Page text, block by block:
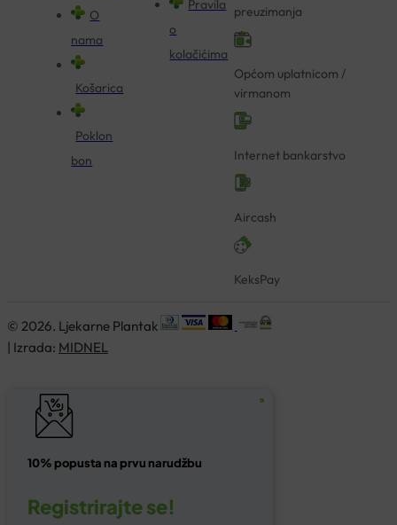
O
nama
Košarica
Poklon
bon
Pravila
o
kolačićima
preuzimanja
Općom uplatnicom /
virmanom
Internet bankarstvo
Aircash
KeksPay
© 2026. Ljekarne Plantak
| Izrada: MIDNEL
10% popusta na prvu narudžbu
Registrirajte se!